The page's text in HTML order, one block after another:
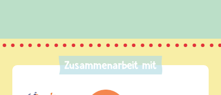
Zusammenarbeit mit